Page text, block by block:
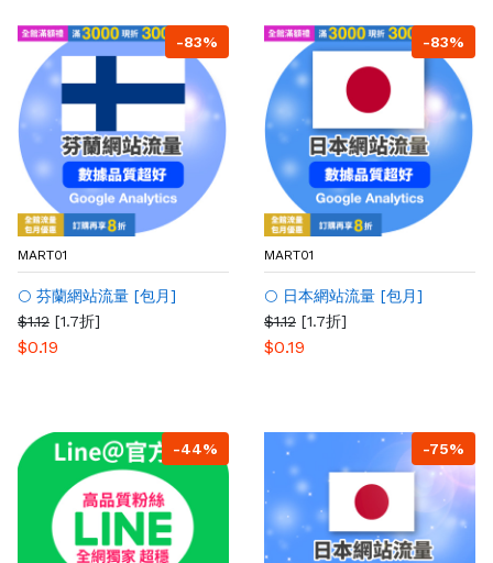
-83%
MART01
🌕 芬蘭網站流量 [包月]
$1.12 [1.7折]
$0.19
-83%
MART01
🌕 日本網站流量 [包月]
$1.12 [1.7折]
$0.19
-44% -75%